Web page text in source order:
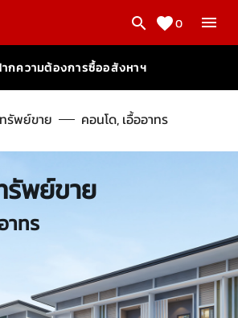
0
กความต้องการซื้ออสังหาฯ
รัพย์ขาย คอนโด, เอื้ออาทร
รัพย์ขาย
าทร